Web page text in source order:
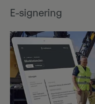
E-signering